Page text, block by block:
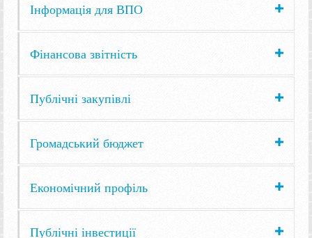
Інформація для ВПО
Фінансова звітність
Публічні закупівлі
Громадський бюджет
Економічний профіль
Публічні інвестиції